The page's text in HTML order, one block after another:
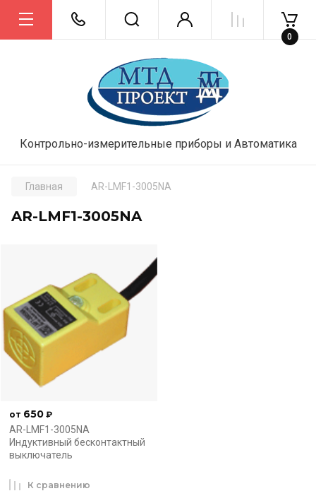
Контрольно-измерительные приборы и Автоматика
0
Главная AR-LMF1-3005NA
AR-LMF1-3005NA
от 650 ₽
AR-LMF1-3005NA
Индуктивный бесконтактный
выключатель
К сравнению